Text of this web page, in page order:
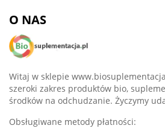
O NAS
Witaj w sklepie
szeroki zakres produktów bio,
środków na odchudzanie. Życzymy
Obsługiwane metody płatności: